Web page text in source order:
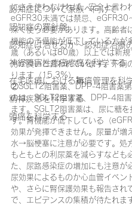
認知症について家族へ向けて
認知症の羅針盤
認知症は治せるか～認知症治療
神経障害性疼痛疼痛を科学する
在宅医療における褥瘡管理を科
精神疾患を科学する
頭痛を科学する
にさえ使わなければ、安全と言わ
eGFR30未満では禁忌、eGFR30
深く使う必要があります。高齢者
機能の予備能が低下している方が
歳（あるいは80歳）以上では新規
方が良いと言われています。下痢
ります（15.3%）。
②SGLT2阻害薬、DPP-4阻害薬第
のは、SGLT2阻害薬、DPP-4阻
ます。SGLT2阻害薬は、尿に糖を
す。腎機能が低下している（
効果が発揮できません。尿量が増
水→脳梗塞に注意が必要です。処
もともとの利尿薬を減らすなども
た、尿路感染症の増加にも注意が
尿効果によるものか心血管イベン
や、さらに腎保護効果も報告され
で、エビデンスの集積が待たれま